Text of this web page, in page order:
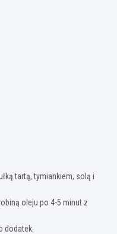
tartą, tymiankiem, solą i
oleju po 4-5 minut z
dodatek.